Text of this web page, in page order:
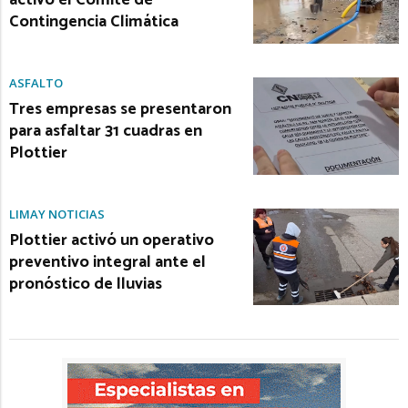
Contingencia Climática
ASFALTO
Tres empresas se presentaron
para asfaltar 31 cuadras en
Plottier
LIMAY NOTICIAS
Plottier activó un operativo
preventivo integral ante el
pronóstico de lluvias